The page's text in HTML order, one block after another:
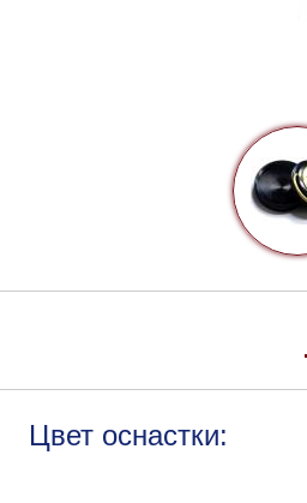
Цвет оснастки: